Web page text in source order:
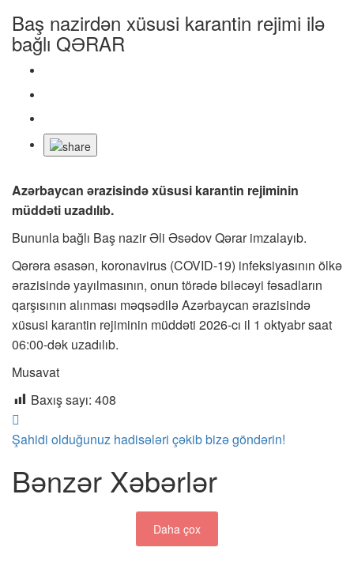
Baş nazirdən xüsusi karantin rejimi ilə
bağlı QƏRAR
Azərbaycan ərazisində xüsusi karantin rejiminin
müddəti uzadılıb.
Bununla bağlı Baş nazir Əli Əsədov Qərar imzalayıb.
Qərəra əsasən, koronavirus (COVID-19) infeksiyasının ölkə
ərazisində yayılmasının, onun törədə biləcəyi fəsadların
qarşısının alınması məqsədilə Azərbaycan ərazisində
xüsusi karantin rejiminin müddəti 2026-cı il 1 oktyabr saat
06:00-dək uzadılıb.
Musavat
Baxış sayı: 408
Şahidi olduğunuz hadisələri çəkib bizə göndərin!
Bənzər Xəbərlər
Daha çox